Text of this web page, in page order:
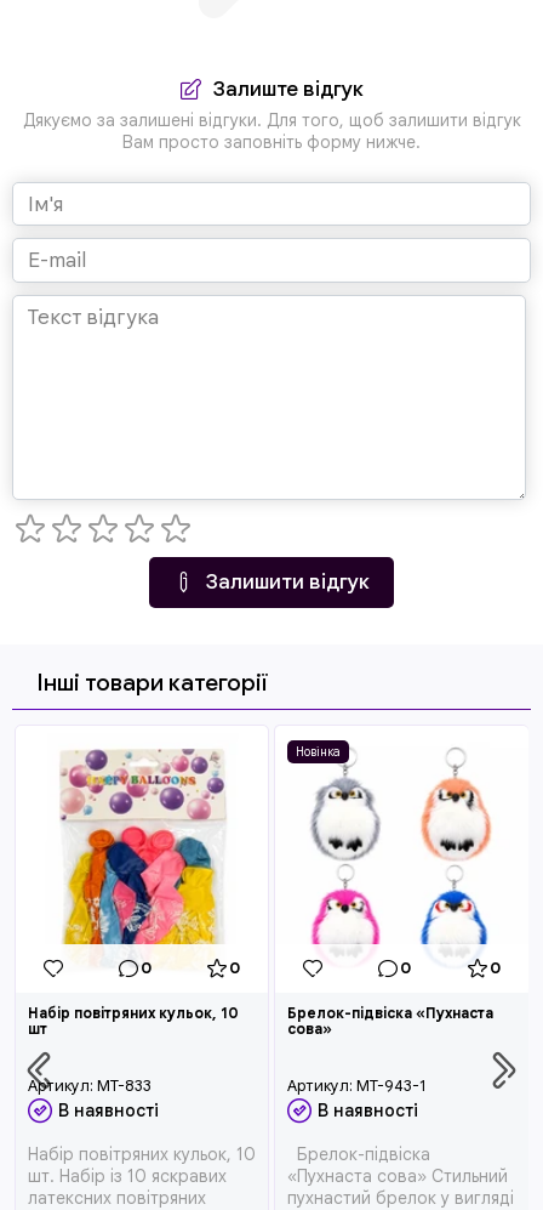
Залиште відгук
Дякуємо за залишені відгуки. Для того, щоб залишити відгук
Вам просто заповніть форму нижче.
Залишити відгук
Інші товари категорії
0 0
Набір повітряних кульок, 10
шт
Артикул: MT-833
В наявності
Набір повітряних кульок, 10
шт. Набір із 10 яскравих
латексних повітряних
Новінка
0 0
Брелок-підвіска «Пухнаста
сова»
Артикул: MT-943-1
В наявності
Брелок-підвіска
«Пухнаста сова» Стильний
пухнастий брелок у вигляді